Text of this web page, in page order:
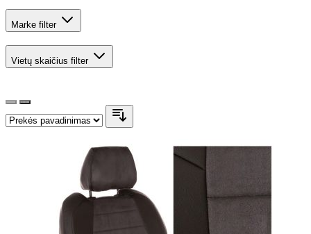
Marke filter
Vietų skaičius filter